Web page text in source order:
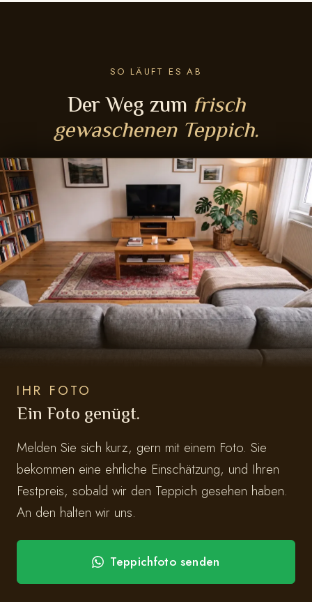
SO LÄUFT ES AB
Der Weg zum frisch
gewaschenen Teppich.
IHR FOTO
Ein Foto genügt.
Melden Sie sich kurz, gern mit einem Foto. Sie
bekommen eine ehrliche Einschätzung, und Ihren
Festpreis, sobald wir den Teppich gesehen haben.
An den halten wir uns.
Teppichfoto senden